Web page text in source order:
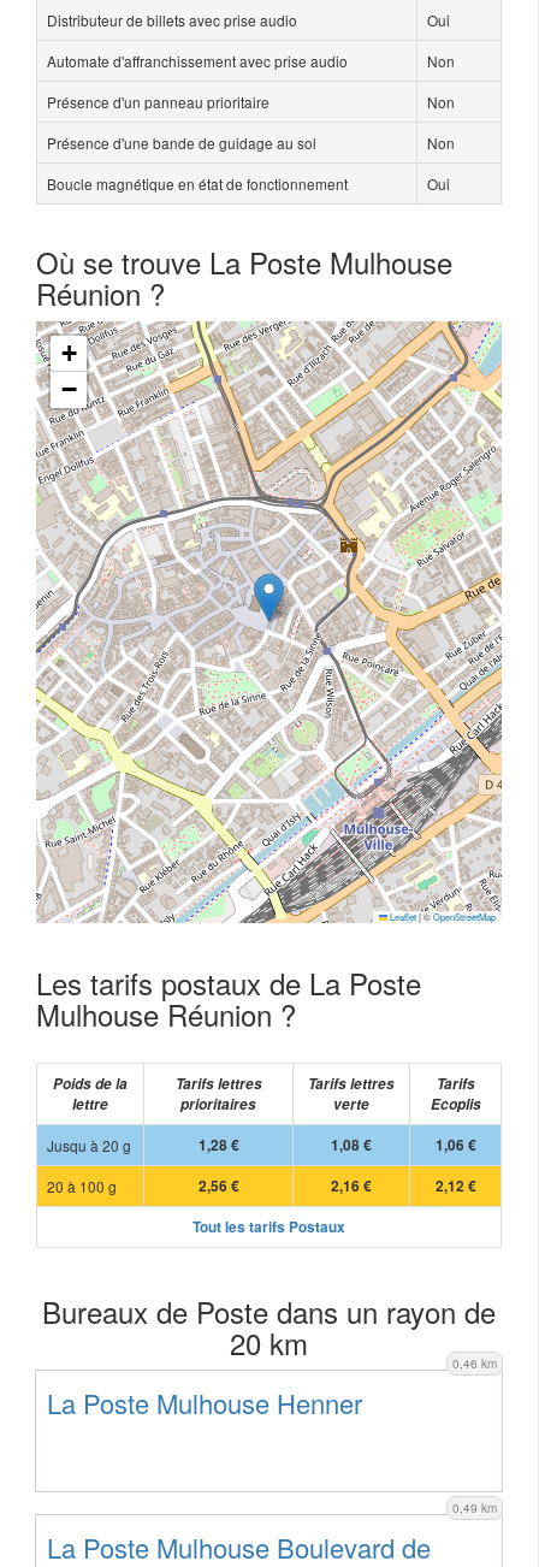
Distributeur de billets avec prise audio
Oui
Automate d'affranchissement avec prise audio
Non
Présence d'un panneau prioritaire
Non
Présence d'une bande de guidage au sol
Non
Boucle magnétique en état de fonctionnement
Oui
Où se trouve La Poste Mulhouse
Réunion ?
+
−
Leaflet|©OpenStreetMap
Les tarifs postaux de La Poste
Mulhouse Réunion ?
Poids de la
lettre
Tarifs lettres
prioritaires
Tarifs lettres
verte
Tarifs
Ecoplis
Jusqu à 20 g
1,28 € 1,08 €
1,06 €
20 à 100 g
2,56 € 2,16 €
2,12 €
Tout les tarifs Postaux
Bureaux de Poste dans un rayon de
20 km 0,46 km
La Poste Mulhouse Henner
0,49 km
La Poste Mulhouse Boulevard de